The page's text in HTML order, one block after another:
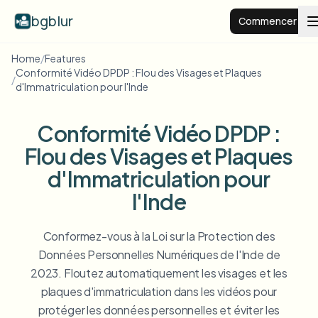
bgblur Commencer
Arrière-plan flou
Exemples
Voir tous les exemples
Flouter le visage
Flouter la plaque
View all features
Browse every blur tool in one place
Entreprise
Écoles et éducation
Ressources
Home/Features
/
Conformité Vidéo DPDP : Flou des Visages et Plaques
d'Immatriculation pour l'Inde
Conformité Vidéo DPDP :
Flou des Visages et Plaques
d'Immatriculation pour
l'Inde
Conformez-vous à la Loi sur la Protection des
Données Personnelles Numériques de l'Inde de
2023. Floutez automatiquement les visages et les
plaques d'immatriculation dans les vidéos pour
protéger les données personnelles et éviter les